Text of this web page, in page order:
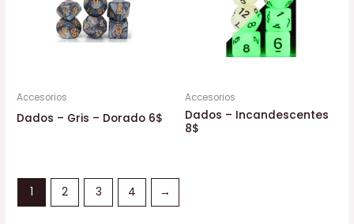
Accesorios
Dados – Gris – Dorado 6$
Accesorios
Dados – Incandescentes
8$
1 2 3 4 →